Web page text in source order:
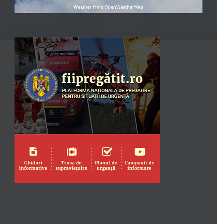
Weather from OpenWeatherMap